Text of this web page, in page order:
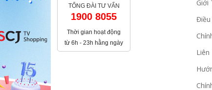
TỔNG ĐÀI TƯ VẤN
1900 8055
Thời gian hoạt động
từ 6h - 23h hằng ngày
Giới
Điều
Liên